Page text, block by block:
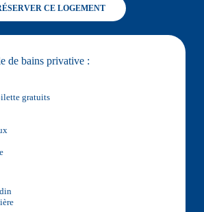
CE LOGEMENT
de bains privative :
gratuits